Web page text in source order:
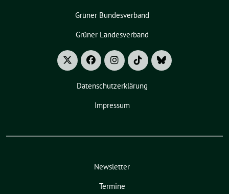
Grüner Bundesverband
Grüner Landesverband
Datenschutzerklärung
Impressum
Newsletter
Termine